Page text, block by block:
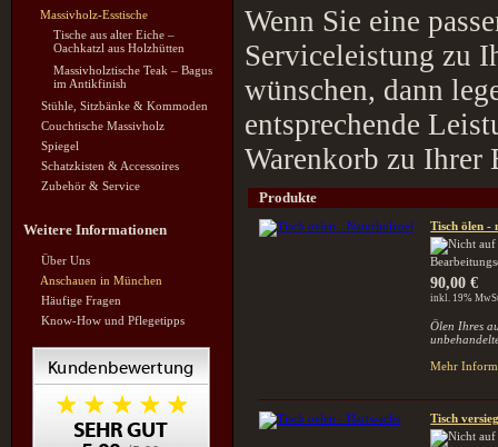
Massivholz-Esstische
Tische aus alter Eiche –
Oachkatzl aus Holzhütten
Massivholztische Teak – Bagus
im Antikfinish
Stühle, Sitzbänke & Kommoden
Couchtische Massivholz
Spiegel
Schatzkisten & Accessoires
Zubehör & Service
Weitere Informationen
Über Uns
Anschauen in München
Häufige Fragen
Know-How und Pflegetipps
Wenn Sie eine
Serviceleistung zu
wünschen, dann
entsprechende
Warenkorb zu Ihrer
Produkte
Tisch ölen
90,00 €
inkl. 19%
Ölen Ihres
Mehr
Tisch